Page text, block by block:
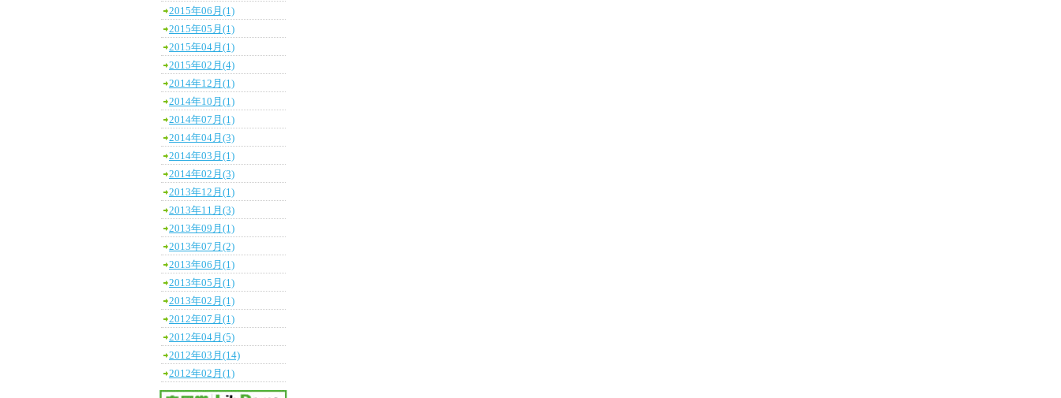
2015年06月(1)
2015年05月(1)
2015年04月(1)
2015年02月(4)
2014年12月(1)
2014年10月(1)
2014年07月(1)
2014年04月(3)
2014年03月(1)
2014年02月(3)
2013年12月(1)
2013年11月(3)
2013年09月(1)
2013年07月(2)
2013年06月(1)
2013年05月(1)
2013年02月(1)
2012年07月(1)
2012年04月(5)
2012年03月(14)
2012年02月(1)